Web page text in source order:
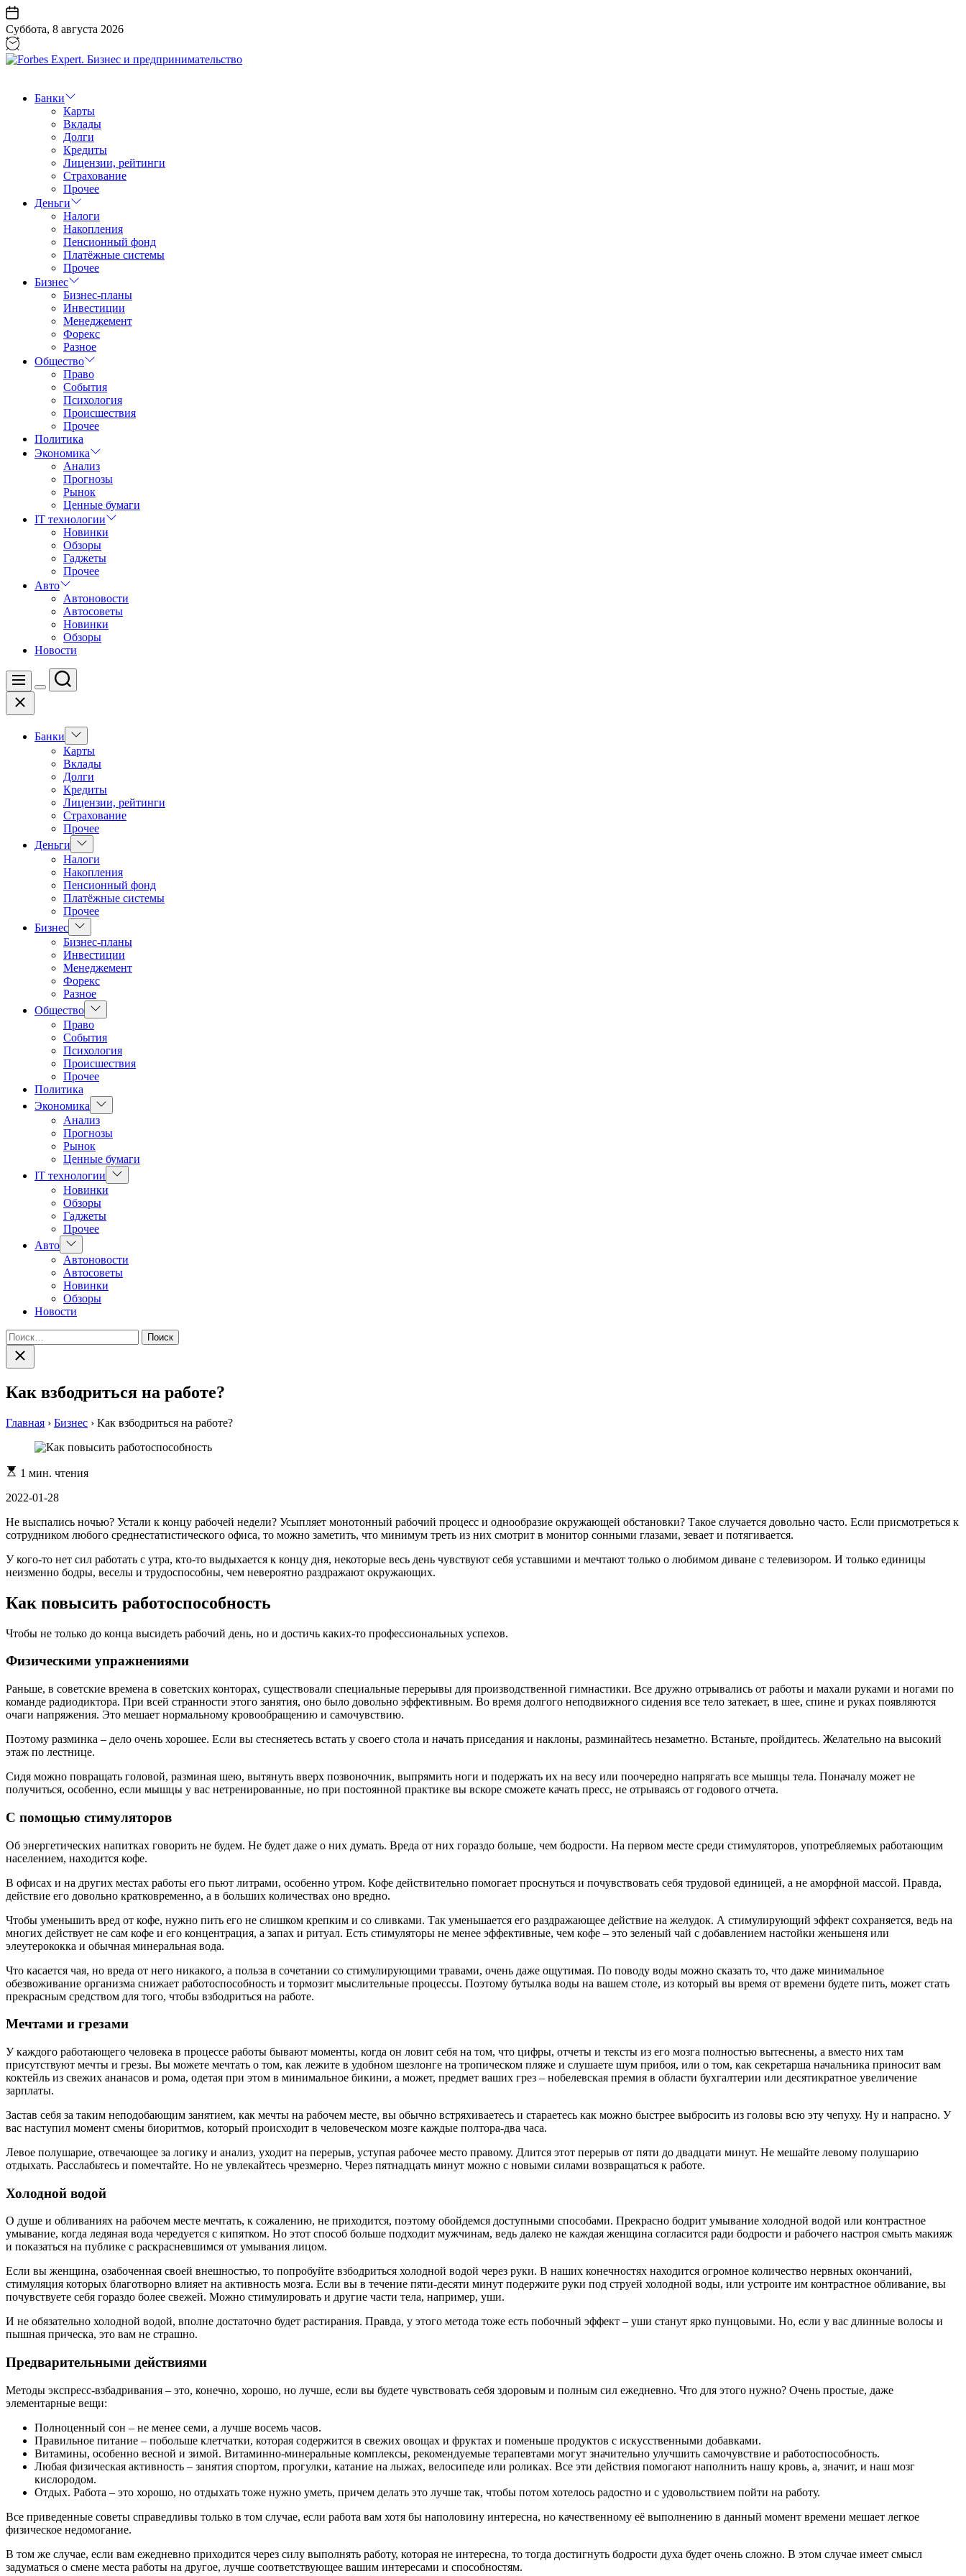
Перейти
к
содержанию
Суббота, 8 августа 2026
Бизнес
предпринимательство
Банки
Карты
Вклады
Долги
Кредиты
Лицензии, рейтинги
Страхование
Прочее
Деньги
Налоги
Накопления
Пенсионный фонд
Платёжные системы
Прочее
Бизнес
Бизнес-планы
Инвестиции
Менеджемент
Форекс
Разное
Общество
Право
События
Психология
Происшествия
Прочее
Политика
Экономика
Анализ
Прогнозы
Рынок
Ценные бумаги
IT технологии
Новинки
Обзоры
Гаджеты
Прочее
Авто
Автоновости
Автосоветы
Новинки
Обзоры
Новости
Меню
Цвет
Поиск
Закрыть
Банки
Показать
подменю
Карты
Вклады
Долги
Кредиты
Лицензии, рейтинги
Страхование
Прочее
Деньги
Показать
подменю
Налоги
Накопления
Пенсионный фонд
Платёжные системы
Прочее
Бизнес Показать
подменю
Бизнес-планы
Инвестиции
Менеджемент
Форекс
Разное
Общество Показать
подменю
Право
События
Психология
Происшествия
Прочее
Политика
Экономика
Показать
подменю
Анализ
Прогнозы
Рынок
Ценные бумаги
IT технологии
Показать
подменю
Новинки
Обзоры
Гаджеты
Прочее
Авто Показать
подменю
Автоновости
Автосоветы
Новинки
Обзоры
Новости
Найти:
Закрыть
поиск
Как взбодриться на работе?
Главная › Бизнес › Как взбодриться на работе?
Расчетное
чтения
1 мин. чтения
2022-01-28
Не выспались ночью? Устали к концу рабочей недели? Усыпляет монотонный рабочий процесс и однообразие окружающей обстановки? Такое случается довольно часто. Если присмотреться к
сотрудником любого среднестатистического офиса, то можно заметить, что минимум треть из них смотрит в монитор сонными глазами, зевает и потягивается.
У кого-то нет сил работать с утра, кто-то выдыхается к концу дня, некоторые весь день чувствуют себя уставшими и мечтают только о любимом диване с телевизором. И только единицы
неизменно бодры, веселы и трудоспособны, чем невероятно раздражают окружающих.
Как повысить работоспособность
Чтобы не только до конца высидеть рабочий день, но и достичь каких-то профессиональных успехов.
Физическими упражнениями
Раньше, в советские времена в советских конторах, существовали специальные перерывы для производственной гимнастики. Все дружно отрывались от работы и махали руками и ногами по
команде радиодиктора. При всей странности этого занятия, оно было довольно эффективным. Во время долгого неподвижного сидения все тело затекает, в шее, спине и руках появляются
очаги напряжения. Это мешает нормальному кровообращению и самочувствию.
Поэтому разминка – дело очень хорошее. Если вы стесняетесь встать у своего стола и начать приседания и наклоны, разминайтесь незаметно. Встаньте, пройдитесь. Желательно на высокий
этаж по лестнице.
Сидя можно повращать головой, разминая шею, вытянуть вверх позвоночник, выпрямить ноги и подержать их на весу или поочередно напрягать все мышцы тела. Поначалу может не
получиться, особенно, если мышцы у вас нетренированные, но при постоянной практике вы вскоре сможете качать пресс, не отрываясь от годового отчета.
С помощью стимуляторов
Об энергетических напитках говорить не будем. Не будет даже о них думать. Вреда от них гораздо больше, чем бодрости. На первом месте среди стимуляторов, употребляемых работающим
населением, находится кофе.
В офисах и на других местах работы его пьют литрами, особенно утром. Кофе действительно помогает проснуться и почувствовать себя трудовой единицей, а не аморфной массой. Правда,
действие его довольно кратковременно, а в больших количествах оно вредно.
Чтобы уменьшить вред от кофе, нужно пить его не слишком крепким и со сливками. Так уменьшается его раздражающее действие на желудок. А стимулирующий эффект сохраняется, ведь на
многих действует не сам кофе и его концентрация, а запах и ритуал. Есть стимуляторы не менее эффективные, чем кофе – это зеленый чай с добавлением настойки женьшеня или
элеутерококка и обычная минеральная вода.
Что касается чая, но вреда от него никакого, а польза в сочетании со стимулирующими травами, очень даже ощутимая. По поводу воды можно сказать то, что даже минимальное
обезвоживание организма снижает работоспособность и тормозит мыслительные процессы. Поэтому бутылка воды на вашем столе, из который вы время от времени будете пить, может стать
прекрасным средством для того, чтобы взбодриться на работе.
Мечтами и грезами
У каждого работающего человека в процессе работы бывают моменты, когда он ловит себя на том, что цифры, отчеты и тексты из его мозга полностью вытеснены, а вместо них там
присутствуют мечты и грезы. Вы можете мечтать о том, как лежите в удобном шезлонге на тропическом пляже и слушаете шум прибоя, или о том, как секретарша начальника приносит вам
коктейль из свежих ананасов и рома, одетая при этом в минимальное бикини, а может, предмет ваших грез – нобелевская премия в области бухгалтерии или десятикратное увеличение
зарплаты.
Застав себя за таким неподобающим занятием, как мечты на рабочем месте, вы обычно встряхиваетесь и стараетесь как можно быстрее выбросить из головы всю эту чепуху. Ну и напрасно. У
вас наступил момент смены биоритмов, который происходит в человеческом мозге каждые полтора-два часа.
Левое полушарие, отвечающее за логику и анализ, уходит на перерыв, уступая рабочее место правому. Длится этот перерыв от пяти до двадцати минут. Не мешайте левому полушарию
отдыхать. Расслабьтесь и помечтайте. Но не увлекайтесь чрезмерно. Через пятнадцать минут можно с новыми силами возвращаться к работе.
Холодной водой
О душе и обливаниях на рабочем месте мечтать, к сожалению, не приходится, поэтому обойдемся доступными способами. Прекрасно бодрит умывание холодной водой или контрастное
умывание, когда ледяная вода чередуется с кипятком. Но этот способ больше подходит мужчинам, ведь далеко не каждая женщина согласится ради бодрости и рабочего настроя смыть макияж
и показаться на публике с раскрасневшимся от умывания лицом.
Если вы женщина, озабоченная своей внешностью, то попробуйте взбодриться холодной водой через руки. В наших конечностях находится огромное количество нервных окончаний,
стимуляция которых благотворно влияет на активность мозга. Если вы в течение пяти-десяти минут подержите руки под струей холодной воды, или устроите им контрастное обливание, вы
почувствуете себя гораздо более свежей. Можно стимулировать и другие части тела, например, уши.
И не обязательно холодной водой, вполне достаточно будет растирания. Правда, у этого метода тоже есть побочный эффект – уши станут ярко пунцовыми. Но, если у вас длинные волосы и
пышная прическа, это вам не страшно.
Предварительными действиями
Методы экспресс-взбадривания – это, конечно, хорошо, но лучше, если вы будете чувствовать себя здоровым и полным сил ежедневно. Что для этого нужно? Очень простые, даже
элементарные вещи:
Полноценный сон – не менее семи, а лучше восемь часов.
Правильное питание – побольше клетчатки, которая содержится в свежих овощах и фруктах и поменьше продуктов с искусственными добавками.
Витамины, особенно весной и зимой. Витаминно-минеральные комплексы, рекомендуемые терапевтами могут значительно улучшить самочувствие и работоспособность.
Любая физическая активность – занятия спортом, прогулки, катание на лыжах, велосипеде или роликах. Все эти действия помогают наполнить нашу кровь, а, значит, и наш мозг
кислородом.
Отдых. Работа – это хорошо, но отдыхать тоже нужно уметь, причем делать это лучше так, чтобы потом хотелось радостно и с удовольствием пойти на работу.
Все приведенные советы справедливы только в том случае, если работа вам хотя бы наполовину интересна, но качественному её выполнению в данный момент времени мешает легкое
физическое недомогание.
В том же случае, если вам ежедневно приходится через силу выполнять работу, которая не интересна, то тогда достигнуть бодрости духа будет очень сложно. В этом случае имеет смысл
задуматься о смене места работы на другое, лучше соответствующее вашим интересами и способностям.